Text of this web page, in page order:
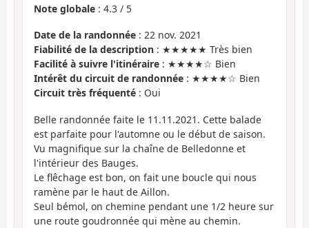
Note globale : 4.3 / 5
Date de la randonnée : 22 nov. 2021
Fiabilité de la description : ★★★★★ Très bien
Facilité à suivre l'itinéraire : ★★★★☆ Bien
Intérêt du circuit de randonnée : ★★★★☆ Bien
Circuit très fréquenté : Oui
Belle randonnée faite le 11.11.2021. Cette balade
est parfaite pour l'automne ou le début de saison.
Vu magnifique sur la chaîne de Belledonne et
l'intérieur des Bauges.
Le flêchage est bon, on fait une boucle qui nous
ramène par le haut de Aillon.
Seul bémol, on chemine pendant une 1/2 heure sur
une route goudronnée qui mène au chemin.